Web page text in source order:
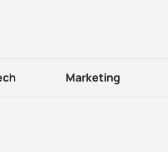
Marketing